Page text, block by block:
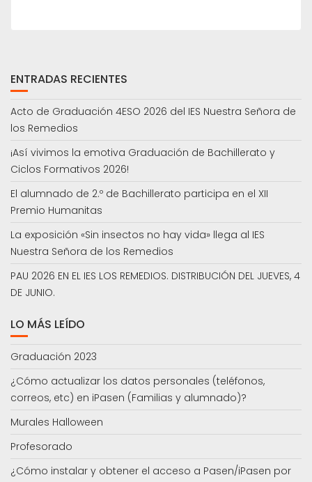
ENTRADAS RECIENTES
Acto de Graduación 4ESO 2026 del IES Nuestra Señora de
los Remedios
¡Así vivimos la emotiva Graduación de Bachillerato y
Ciclos Formativos 2026!
El alumnado de 2.º de Bachillerato participa en el XII
Premio Humanitas
La exposición «Sin insectos no hay vida» llega al IES
Nuestra Señora de los Remedios
PAU 2026 EN EL IES LOS REMEDIOS. DISTRIBUCIÓN DEL JUEVES, 4
DE JUNIO.
LO MÁS LEÍDO
Graduación 2023
¿Cómo actualizar los datos personales (teléfonos,
correos, etc) en iPasen (Familias y alumnado)?
Murales Halloween
Profesorado
¿Cómo instalar y obtener el acceso a Pasen/iPasen por